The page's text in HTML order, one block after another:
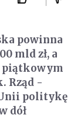
powinna
mld zł, a
piątkowym
Rząd -
politykę
dół